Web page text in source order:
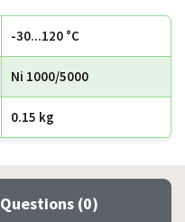
-30...120 °C
Ni 1000/5000
0.15 kg
Questions (0)